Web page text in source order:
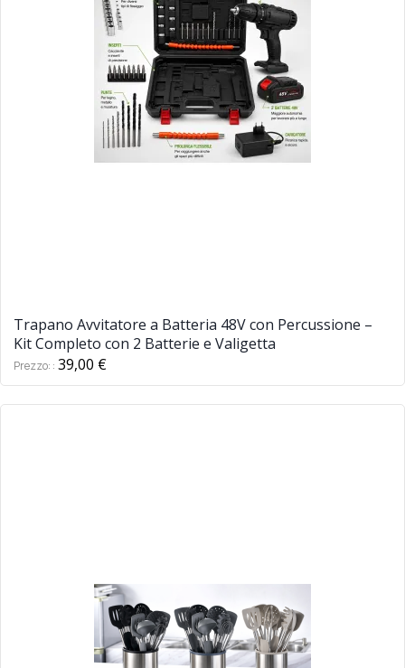
Trapano Avvitatore a Batteria 48V con Percussione –
Kit Completo con 2 Batterie e Valigetta
Prezzo: 39,00 €